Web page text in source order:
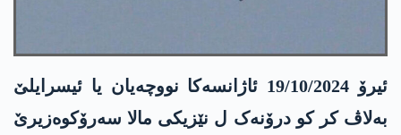
ئیرۆ 19/10/2024 ئاژانسەکا نووچەیان یا ئیسرایلێ
بەلاڤ کر کو درۆنەک ل نێزیکی مالا سەرۆکوەزیرێ